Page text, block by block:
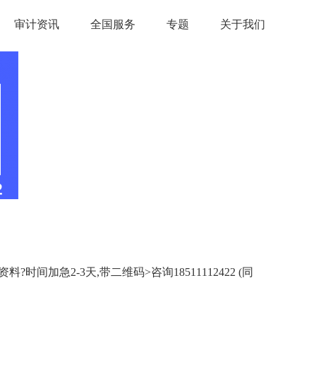
审计资讯 全国服务 专题 关于我们
?时间加急2-3天,带二维码>咨询18511112422 (同